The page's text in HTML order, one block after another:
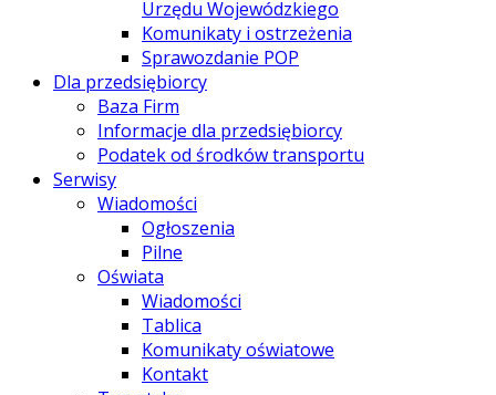
Urzędu Wojewódzkiego
Komunikaty i ostrzeżenia
Sprawozdanie POP
Dla przedsiębiorcy
Baza Firm
Informacje dla przedsiębiorcy
Podatek od środków transportu
Serwisy
Wiadomości
Ogłoszenia
Pilne
Oświata
Wiadomości
Tablica
Komunikaty oświatowe
Kontakt